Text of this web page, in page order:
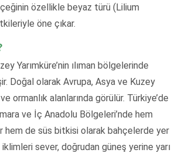
özellikle beyaz türü (Lilium
öne çıkar.
Yarımküre’nin ılıman bölgelerinde
Doğal olarak Avrupa, Asya ve Kuzey
ormanlık alanlarında görülür. Türkiye’de
ve İç Anadolu Bölgeleri’nde hem
hem de süs bitkisi olarak bahçelerde yer
iklimleri sever, doğrudan güneş yerine yarı